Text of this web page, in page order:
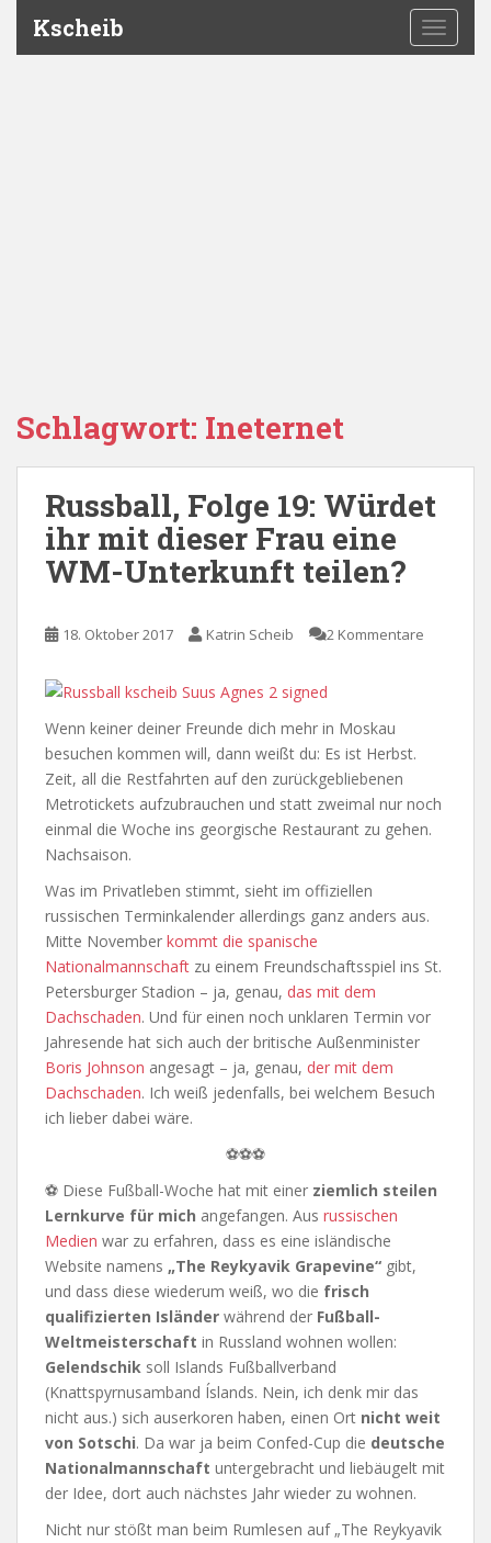
Kscheib
Schlagwort: Ineternet
Russball, Folge 19: Würdet
ihr mit dieser Frau eine
WM-Unterkunft teilen?
18. Oktober 2017 Katrin Scheib 2 Kommentare
Wenn keiner deiner Freunde dich mehr in Moskau
besuchen kommen will, dann weißt du: Es ist Herbst.
Zeit, all die Restfahrten auf den zurückgebliebenen
Metrotickets aufzubrauchen und statt zweimal nur noch
einmal die Woche ins georgische Restaurant zu gehen.
Nachsaison.
Was im Privatleben stimmt, sieht im offiziellen
russischen Terminkalender allerdings ganz anders aus.
Mitte November kommt die spanische
Nationalmannschaft zu einem Freundschaftsspiel ins St.
Petersburger Stadion – ja, genau, das mit dem
Dachschaden. Und für einen noch unklaren Termin vor
Jahresende hat sich auch der britische Außenminister
Boris Johnson angesagt – ja, genau, der mit dem
Dachschaden. Ich weiß jedenfalls, bei welchem Besuch
ich lieber dabei wäre.
⚽⚽⚽
⚽ Diese Fußball-Woche hat mit einer ziemlich steilen
Lernkurve für mich angefangen. Aus russischen
Medien war zu erfahren, dass es eine isländische
Website namens „The Reykyavik Grapevine“ gibt,
und dass diese wiederum weiß, wo die frisch
qualifizierten Isländer während der Fußball-
Weltmeisterschaft in Russland wohnen wollen:
Gelendschik soll Islands Fußballverband
(Knattspyrnusamband Íslands. Nein, ich denk mir das
nicht aus.) sich auserkoren haben, einen Ort nicht weit
von Sotschi. Da war ja beim Confed-Cup die deutsche
Nationalmannschaft untergebracht und liebäugelt mit
der Idee, dort auch nächstes Jahr wieder zu wohnen.
Nicht nur stößt man beim Rumlesen auf „The Reykyavik